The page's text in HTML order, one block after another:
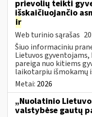
prievolių teikti
išskaičiuojančio
ir
Web turinio sąrašas
Šiuo informaciniu
Lietuvos
pareiga nuo kitiems
laikotarpiu išmokamų
Metai: 2026
„Nuolatinio
valstybėse gautų